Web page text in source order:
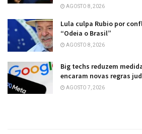
AGOSTO 8, 2026
Lula culpa Rubio por
“Odeia o Brasil”
AGOSTO 8, 2026
Big techs reduzem
encaram novas regras
AGOSTO 7, 2026